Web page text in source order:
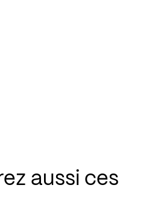
aussi ces